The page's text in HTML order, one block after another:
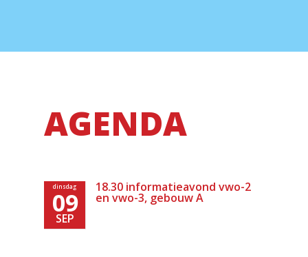
AGENDA
dinsdag
09
SEP
18.30 informatieavond vwo-2
en vwo-3, gebouw A